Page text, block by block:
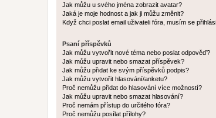
Jak můžu u svého jména zobrazit avatar?
Jaká je moje hodnost a jak ji můžu změnit?
Když chci poslat email uživateli fóra, musím se
Psaní příspěvků
Jak můžu vytvořit nové téma nebo poslat odpověď?
Jak můžu upravit nebo smazat příspěvek?
Jak můžu přidat ke svým příspěvků podpis?
Jak můžu vytvořit hlasování/anketu?
Proč nemůžu přidat do hlasování více možností?
Jak můžu upravit nebo smazat hlasování?
Proč nemám přístup do určitého fóra?
Proč nemůžu posílat přílohy?